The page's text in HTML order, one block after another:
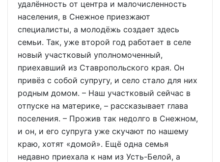
удалённость от центра и малочисленность
населения, в Снежное приезжают
специалисты, а молодёжь создает здесь
семьи. Так, уже второй год работает в селе
новый участковый уполномоченный,
приехавший из Ставропольского края. Он
привёз с собой супругу, и село стало для них
родным домом. – Наш участковый сейчас в
отпуске на материке, – рассказывает глава
поселения. – Прожив так недолго в Снежном,
и он, и его супруга уже скучают по нашему
краю, хотят «домой». Ещё одна семья
недавно приехала к нам из Усть-Белой, а